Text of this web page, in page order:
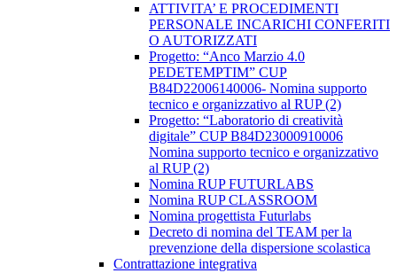
ATTIVITA’ E PROCEDIMENTI
PERSONALE INCARICHI CONFERITI
O AUTORIZZATI
Progetto: “Anco Marzio 4.0
PEDETEMPTIM” CUP
B84D22006140006- Nomina supporto
tecnico e organizzativo al RUP (2)
Progetto: “Laboratorio di creatività
digitale” CUP B84D23000910006
Nomina supporto tecnico e organizzativo
al RUP (2)
Nomina RUP FUTURLABS
Nomina RUP CLASSROOM
Nomina progettista Futurlabs
Decreto di nomina del TEAM per la
prevenzione della dispersione scolastica
Contrattazione integrativa